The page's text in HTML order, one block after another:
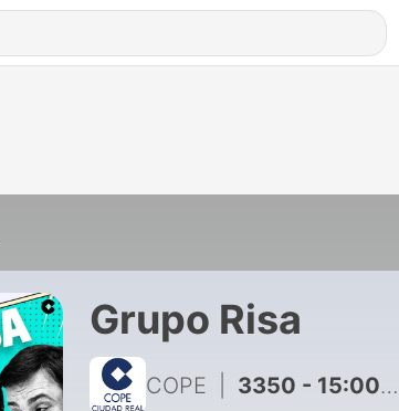
Grupo Risa
COPE 3350 - 15:00H | 02 AGO 2026 | Grupo Risa